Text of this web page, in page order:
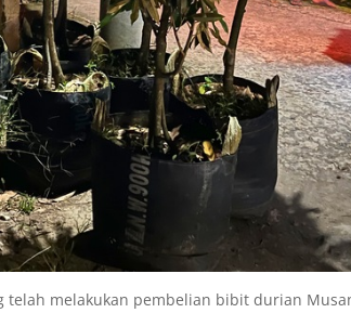
telah melakukan pembelian bibit durian